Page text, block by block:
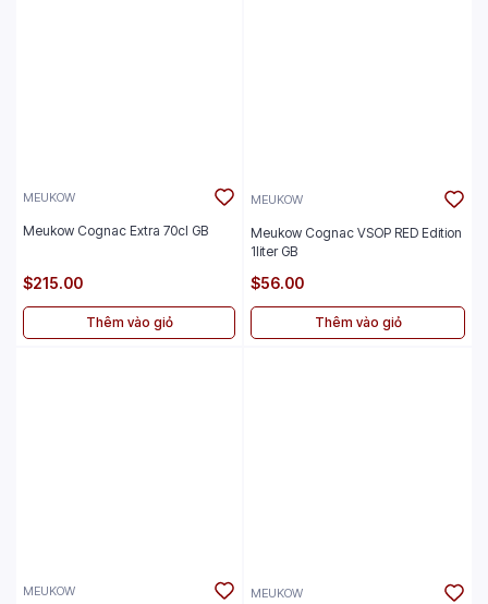
MEUKOW
Meukow Cognac Extra 70cl GB
$215.00
Thêm vào giỏ
MEUKOW
Meukow Cognac VSOP RED Edition
1liter GB
$56.00
Thêm vào giỏ
MEUKOW MEUKOW